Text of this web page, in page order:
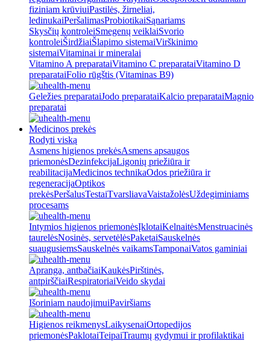
fiziniam krūviuiPastilės, žirneliai,
ledinukaiPeršalimasProbiotikaiSąnariams
Skysčių kontroleiSmegenų veiklaiSvorio
kontroleiŠirdžiaiŠlapimo sistemaiVirškinimo
sistemaiVitaminai ir mineralai
Vitamino A preparataiVitamino C preparataiVitamino D
preparataiFolio rūgštis (Vitaminas B9)
Geležies preparataiJodo preparataiKalcio preparataiMagnio
preparatai
Medicinos prekės
Rodyti viską
Asmens higienos prekėsAsmens apsaugos
priemonėsDezinfekcijaLigonių priežiūra ir
reabilitacijaMedicinos technikaOdos priežiūra ir
regeneracijaOptikos
prekėsPeršalusTestaiTvarsliavaVaistažolėsUždegiminiams
procesams
Intymios higienos priemonėsĮklotaiKelnaitėsMenstruacinės
taurelėsNosinės, servetėlėsPaketaiSauskelnės
suaugusiemsSauskelnės vaikamsTamponaiVatos gaminiai
Apranga, antbačiaiKaukėsPirštinės,
antpirščiaiRespiratoriaiVeido skydai
Išoriniam naudojimuiPaviršiams
Higienos reikmenysLaikysenaiOrtopedijos
priemonėsPaklotaiTeipaiTraumų gydymui ir profilaktikai